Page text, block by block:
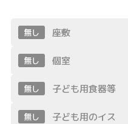
無し 座敷
無し 個室
無し 子ども用食器等
無し 子ども用のイス